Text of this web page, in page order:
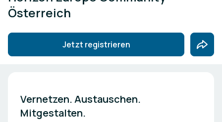
Österreich
Jetzt registrieren
Vernetzen. Austauschen.
Mitgestalten.